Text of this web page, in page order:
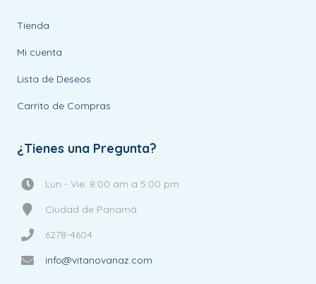
Tienda
Mi cuenta
Lista de Deseos
Carrito de Compras
¿Tienes una Pregunta?
Lun - Vie: 8:00 am a 5:00 pm
Ciudad de Panamá
6278-4604
info@vitanovanaz.com